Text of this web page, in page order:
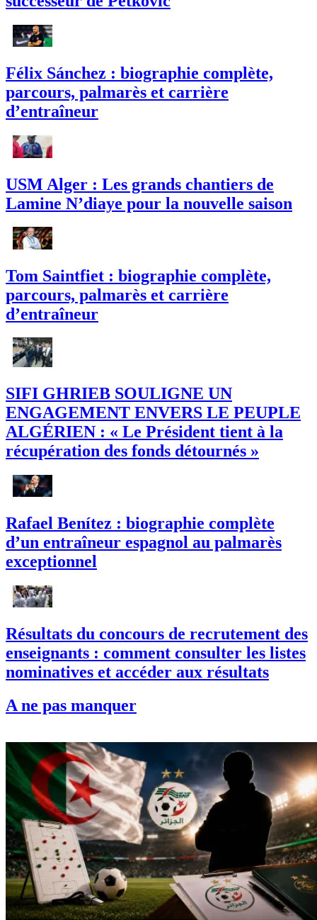
Félix Sánchez : biographie complète,
parcours, palmarès et carrière
d’entraîneur
USM Alger : Les grands chantiers de
Lamine N’diaye pour la nouvelle saison
Tom Saintfiet : biographie complète,
parcours, palmarès et carrière
d’entraîneur
SIFI GHRIEB SOULIGNE UN
ENGAGEMENT ENVERS LE PEUPLE
ALGÉRIEN : « Le Président tient à la
récupération des fonds détournés »
Rafael Benítez : biographie complète
d’un entraîneur espagnol au palmarès
exceptionnel
Résultats du concours de recrutement des
enseignants : comment consulter les listes
nominatives et accéder aux résultats
A ne pas manquer